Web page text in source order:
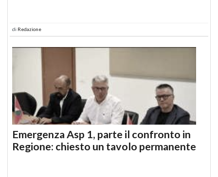
di Redazione
Emergenza Asp 1, parte il confronto in
Regione: chiesto un tavolo permanente